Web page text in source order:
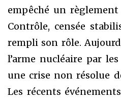
empêché un
Contrôle, censée
rempli son rôle.
l’arme nucléaire par
une crise non résolue
Les récents